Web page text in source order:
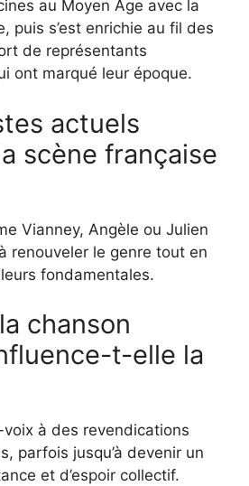
au Moyen Âge avec la
puis s’est enrichie au fil des
de représentants
ont marqué leur époque.
actuels
scène française
Vianney, Angèle ou Julien
renouveler le genre tout en
fondamentales.
chanson
t-elle la
à des revendications
parfois jusqu’à devenir un
et d’espoir collectif.